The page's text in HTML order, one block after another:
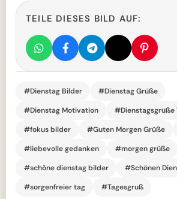
TEILE DIESES BILD AUF:
#Dienstag Bilder
#Dienstag Grüße
#Dienstag Motivation
#Dienstagsgrüße
#fokus bilder
#Guten Morgen Grüße
#liebevolle gedanken
#morgen grüße
#schöne dienstag bilder
#Schönen
#sorgenfreier tag
#Tagesgruß